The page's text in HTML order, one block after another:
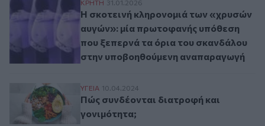
Η σκοτεινή κληρονομιά των «χρυσών
ΚΡΗΤΗ 31.01.2026
Η σκοτεινή κληρονομιά των «χρυσών
αυγών»: μία πρωτοφανής υπόθεση
που ξεπερνά τα όρια του σκανδάλου
στην υποβοηθούμενη αναπαραγωγή
Πώς συνδέονται διατροφή και
ΥΓΕΙΑ 10.04.2024
Πώς συνδέονται διατροφή και
γονιμότητα;